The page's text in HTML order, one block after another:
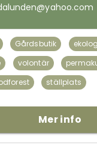
Gårdsbutik
volontär
ställplats
Mer info